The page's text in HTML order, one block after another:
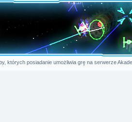
których posiadanie umożliwia grę na serwerze